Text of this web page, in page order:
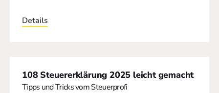
Details
108 Steuererklärung 2025 leicht gemacht
Tipps und Tricks vom Steuerprofi